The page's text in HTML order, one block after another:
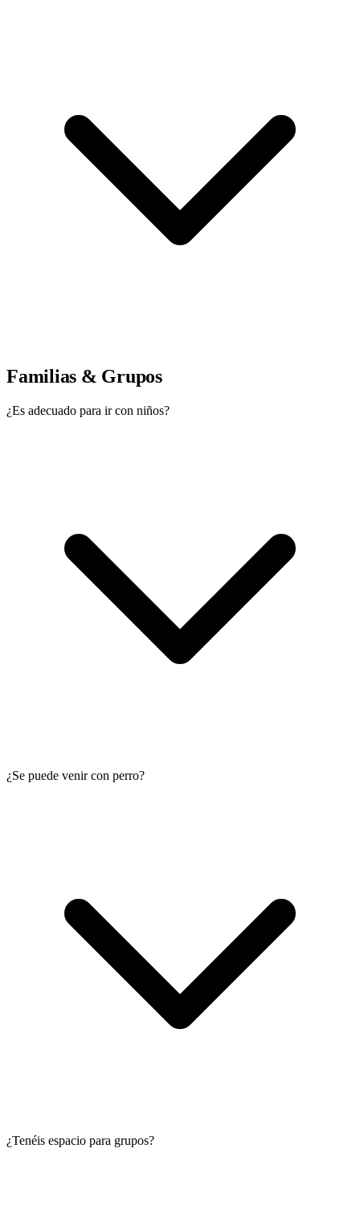
Familias & Grupos
¿Es adecuado para ir con niños?
¿Se puede venir con perro?
¿Tenéis espacio para grupos?